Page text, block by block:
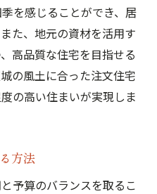
を感じることができ、居
た、地元の資材を活用す
高品質な住宅を目指せる
の風土に合った注文住宅
の高い住まいが実現しま
方法
予算のバランスを取るこ